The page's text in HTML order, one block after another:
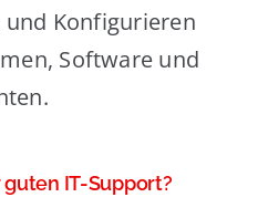
Konfigurieren
Software und
IT-Support?